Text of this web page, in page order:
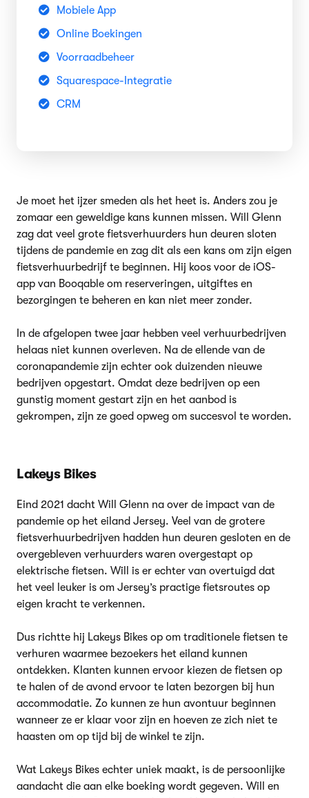
Mobiele App
Online Boekingen
Voorraadbeheer
Squarespace-Integratie
CRM
Je moet het ijzer smeden als het heet is. Anders zou je
zomaar een geweldige kans kunnen missen. Will Glenn
zag dat veel grote fietsverhuurders hun deuren sloten
tijdens de pandemie en zag dit als een kans om zijn eigen
fietsverhuurbedrijf te beginnen. Hij koos voor de iOS-
app van Booqable om reserveringen, uitgiftes en
bezorgingen te beheren en kan niet meer zonder.
In de afgelopen twee jaar hebben veel verhuurbedrijven
helaas niet kunnen overleven. Na de ellende van de
coronapandemie zijn echter ook duizenden nieuwe
bedrijven opgestart. Omdat deze bedrijven op een
gunstig moment gestart zijn en het aanbod is
gekrompen, zijn ze goed opweg om succesvol te worden.
Lakeys Bikes
Eind 2021 dacht Will Glenn na over de impact van de
pandemie op het eiland Jersey. Veel van de grotere
fietsverhuurbedrijven hadden hun deuren gesloten en de
overgebleven verhuurders waren overgestapt op
elektrische fietsen. Will is er echter van overtuigd dat
het veel leuker is om Jersey’s practige fietsroutes op
eigen kracht te verkennen.
Dus richtte hij Lakeys Bikes op om traditionele fietsen te
verhuren waarmee bezoekers het eiland kunnen
ontdekken. Klanten kunnen ervoor kiezen de fietsen op
te halen of de avond ervoor te laten bezorgen bij hun
accommodatie. Zo kunnen ze hun avontuur beginnen
wanneer ze er klaar voor zijn en hoeven ze zich niet te
haasten om op tijd bij de winkel te zijn.
Wat Lakeys Bikes echter uniek maakt, is de persoonlijke
aandacht die aan elke boeking wordt gegeven. Will en